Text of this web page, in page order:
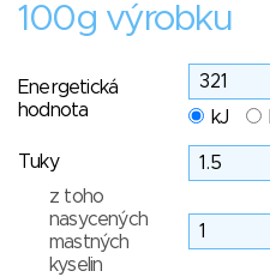
100g výrobku
Energetická
hodnota
kJ
Tuky
z toho
nasycených
mastných
kyselin